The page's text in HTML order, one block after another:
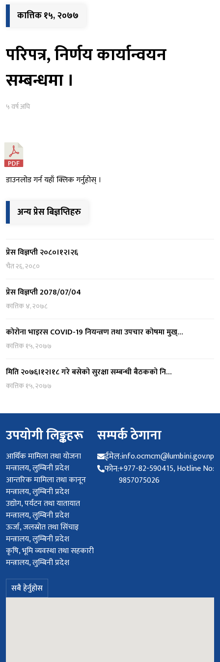
कात्तिक १५, २०७७
परिपत्र, निर्णय कार्यान्वयन
सम्बन्धमा ।
५ वर्ष अघि
डाउनलोड गर्न यहाँ क्लिक गर्नुहोस् ।
अन्य प्रेस बिज्ञप्तिहरु
प्रेस विज्ञप्ती २०८०।१२।२६
चैत २६, २०८०
प्रेस विज्ञप्ती 2078/07/04
कात्तिक ४, २०७८
कोरोना भाइरस COVID-19 नियन्त्रण तथा उपचार कोषमा मुख्…
कात्तिक १५, २०७७
मिति २०७६।१२।१८ गरे बसेको सुरक्षा सम्बन्धी बैठकको नि…
कात्तिक १५, २०७७
उपयोगी लिङ्कहरू
आर्थिक मामिला तथा योजना
मन्त्रालय, लुम्बिनी प्रदेश
आन्तरिक मामिला तथा कानून
मन्त्रालय, लुम्बिनी प्रदेश
उद्योग, पर्यटन तथा यातायात
मन्त्रालय, लुम्बिनी प्रदेश
ऊर्जा, जलस्रोत तथा सिंचाइ
मन्त्रालय, लुम्बिनी प्रदेश
कृषि, भूमि व्यवस्था तथा सहकारी
मन्त्रालय, लुम्बिनी प्रदेश
सबै हेर्नुहोस
सम्पर्क ठेगाना
ईमेल:info.ocmcm@lumbini.gov.np
फोन:+977-82-590415, Hotline No:
9857075026